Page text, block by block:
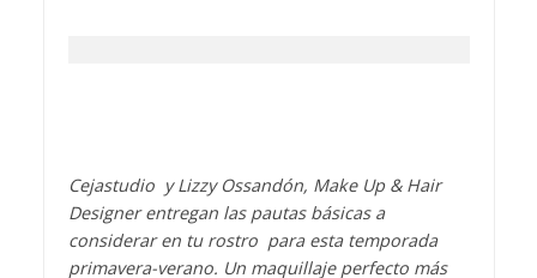
Cejastudio y Lizzy Ossandón, Make Up & Hair
Designer entregan las pautas básicas a
considerar en tu rostro para esta temporada
primavera-verano. Un maquillaje perfecto más